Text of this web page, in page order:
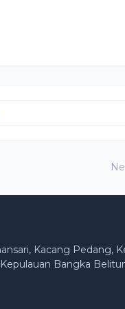
Kacang Pedang,
Bangka